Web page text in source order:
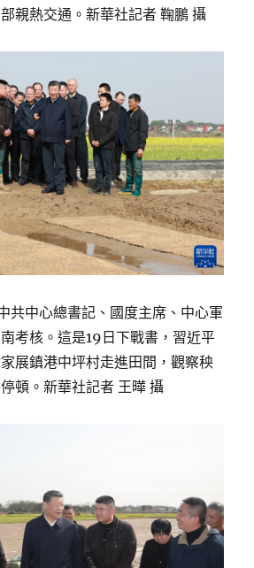
親熱交通。新華社記者 鞠鵬 攝
共中心總書記、國度主席、中心軍
考核。這是19日下戰書，習近平
展鎮港中坪村走進田間，觀察秧
頓。新華社記者 王曄 攝